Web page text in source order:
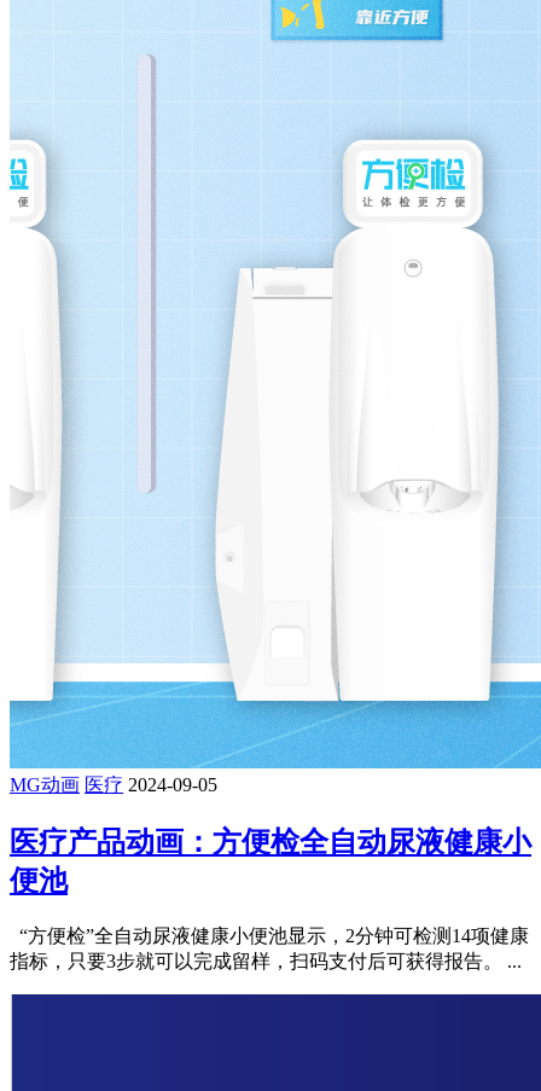
MG动画 医疗 2024-09-05
医疗产品动画：方便检全自动尿液健康小
便池
“方便检”全自动尿液健康小便池显示，2分钟可检测14项健康
指标，只要3步就可以完成留样，扫码支付后可获得报告。 ...